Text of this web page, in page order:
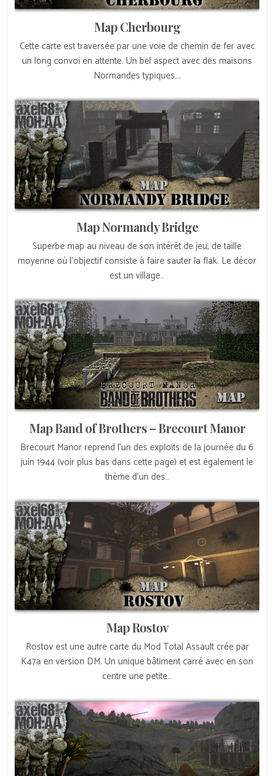
Map Cherbourg
Cette carte est traversée par une voie de chemin de fer avec
un long convoi en attente. Un bel aspect avec des maisons
Normandes typiques….
Map Normandy Bridge
Superbe map au niveau de son intérêt de jeu, de taille
moyenne où l’objectif consiste à faire sauter la flak. Le décor
est un village…
Map Band of Brothers – Brecourt Manor
Brecourt Manor reprend l’un des exploits de la journée du 6
juin 1944 (voir plus bas dans cette page) et est également le
thème d’un des…
Map Rostov
Rostov est une autre carte du Mod Total Assault crée par
K47a en version DM. Un unique bâtiment carré avec en son
centre une petite…